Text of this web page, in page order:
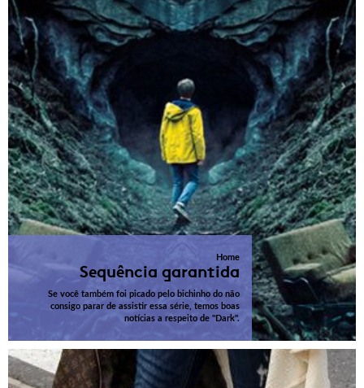
Home
Sequência garantida
Se você também foi picado pelo bichinho do não
consigo parar de assistir essa série, temos boas
notícias a respeito de "Dark".